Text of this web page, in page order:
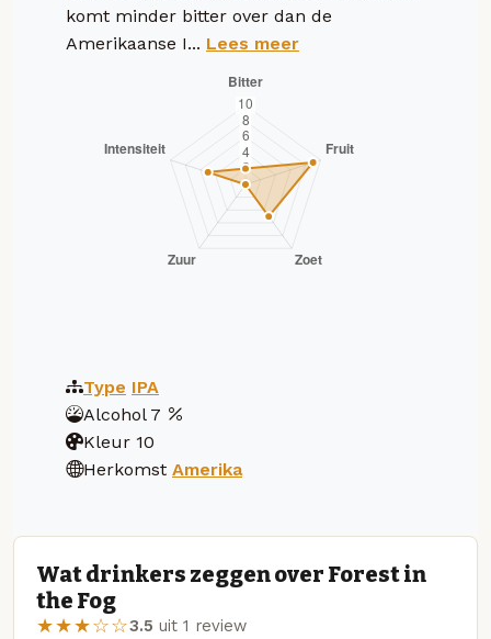
komt minder bitter over dan de
Amerikaanse I... Lees meer
Type IPA
Alcohol 7
Kleur 10
Herkomst Amerika
Wat drinkers zeggen over Forest in
the Fog
★★★☆☆3.5 uit 1 review